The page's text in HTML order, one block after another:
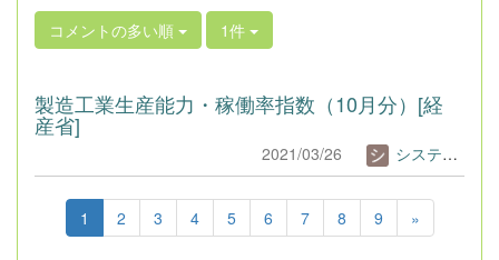
コメントの多い順 1件
製造工業生産能力・稼働率指数（10月分）[経
産省]
2021/03/26 システム管理者
1 2 3 4 5 6 7 8 9 »